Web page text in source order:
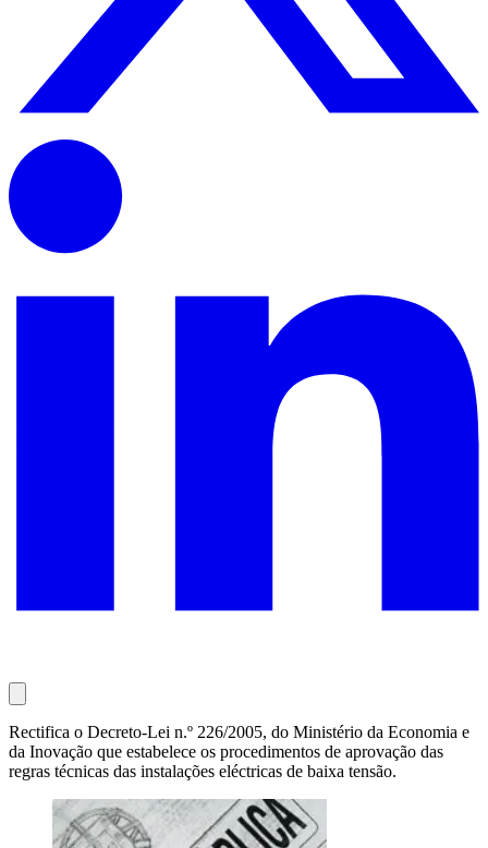
Rectifica o Decreto-Lei n.º 226/2005, do Ministério da Economia e
da Inovação que estabelece os procedimentos de aprovação das
regras técnicas das instalações eléctricas de baixa tensão.